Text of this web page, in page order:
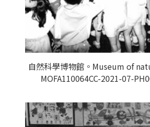
自然科學博物館。Museum of
MOFA110064CC-2021-07-